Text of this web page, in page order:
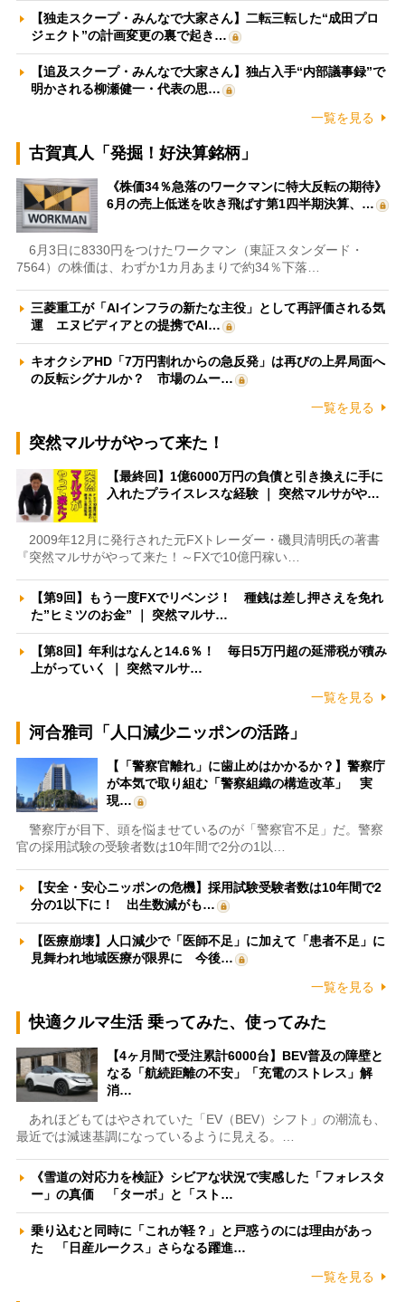
【独走スクープ・みんなで大家さん】二転三転した“成田プロ
ジェクト”の計画変更の裏で起き…
【追及スクープ・みんなで大家さん】独占入手“内部議事録”で
明かされる柳瀬健一・代表の思…
一覧を見る
古賀真人「発掘！好決算銘柄」
《株価34％急落のワークマンに特大反転の期待》
6月の売上低迷を吹き飛ばす第1四半期決算、…
6月3日に8330円をつけたワークマン（東証スタンダード・
7564）の株価は、わずか1カ月あまりで約34％下落…
三菱重工が「AIインフラの新たな主役」として再評価される気
運 エヌビディアとの提携でAI…
キオクシアHD「7万円割れからの急反発」は再びの上昇局面へ
の反転シグナルか？ 市場のムー…
一覧を見る
突然マルサがやって来た！
【最終回】1億6000万円の負債と引き換えに手に
入れたプライスレスな経験 ｜ 突然マルサがや…
2009年12月に発行された元FXトレーダー・磯貝清明氏の著書
『突然マルサがやって来た！～FXで10億円稼い…
【第9回】もう一度FXでリベンジ！ 種銭は差し押さえを免れ
た”ヒミツのお金” ｜ 突然マルサ…
【第8回】年利はなんと14.6％！ 毎日5万円超の延滞税が積み
上がっていく ｜ 突然マルサ…
一覧を見る
河合雅司「人口減少ニッポンの活路」
【「警察官離れ」に歯止めはかかるか？】警察庁
が本気で取り組む「警察組織の構造改革」 実
現…
警察庁が目下、頭を悩ませているのが「警察官不足」だ。警察
官の採用試験の受験者数は10年間で2分の1以…
【安全・安心ニッポンの危機】採用試験受験者数は10年間で2
分の1以下に！ 出生数減がも…
【医療崩壊】人口減少で「医師不足」に加えて「患者不足」に
見舞われ地域医療が限界に 今後…
一覧を見る
快適クルマ生活 乗ってみた、使ってみた
【4ヶ月間で受注累計6000台】BEV普及の障壁と
なる「航続距離の不安」「充電のストレス」解
消…
あれほどもてはやされていた「EV（BEV）シフト」の潮流も、
最近では減速基調になっているように見える。…
《雪道の対応力を検証》シビアな状況で実感した「フォレスタ
ー」の真価 「ターボ」と「スト…
乗り込むと同時に「これが軽？」と戸惑うのには理由があっ
た 「日産ルークス」さらなる躍進…
一覧を見る